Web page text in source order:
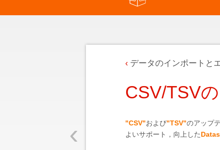
‹
データのインポートと
CSV/TSV
"CSV"および"TSV"のアップ
よいサポート，向上した